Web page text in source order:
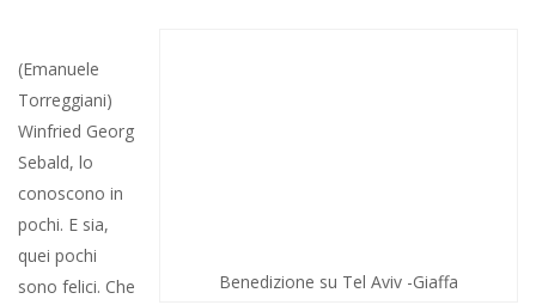
(Emanuele
Torreggiani)
Winfried Georg
Sebald, lo conoscono in pochi. E sia, quei pochi sono felici. Che
sia morto da cinque lustri poco importa, è saggista, prosatore,
indicativamente scrittore, un tedesco. E accade, nel cuore della
notte di ieri, ieri l’altro o l’altro ancora, l’uomo che scrive questa
bagatella, estratto dal sonno profondo, sono le tre del mattino,